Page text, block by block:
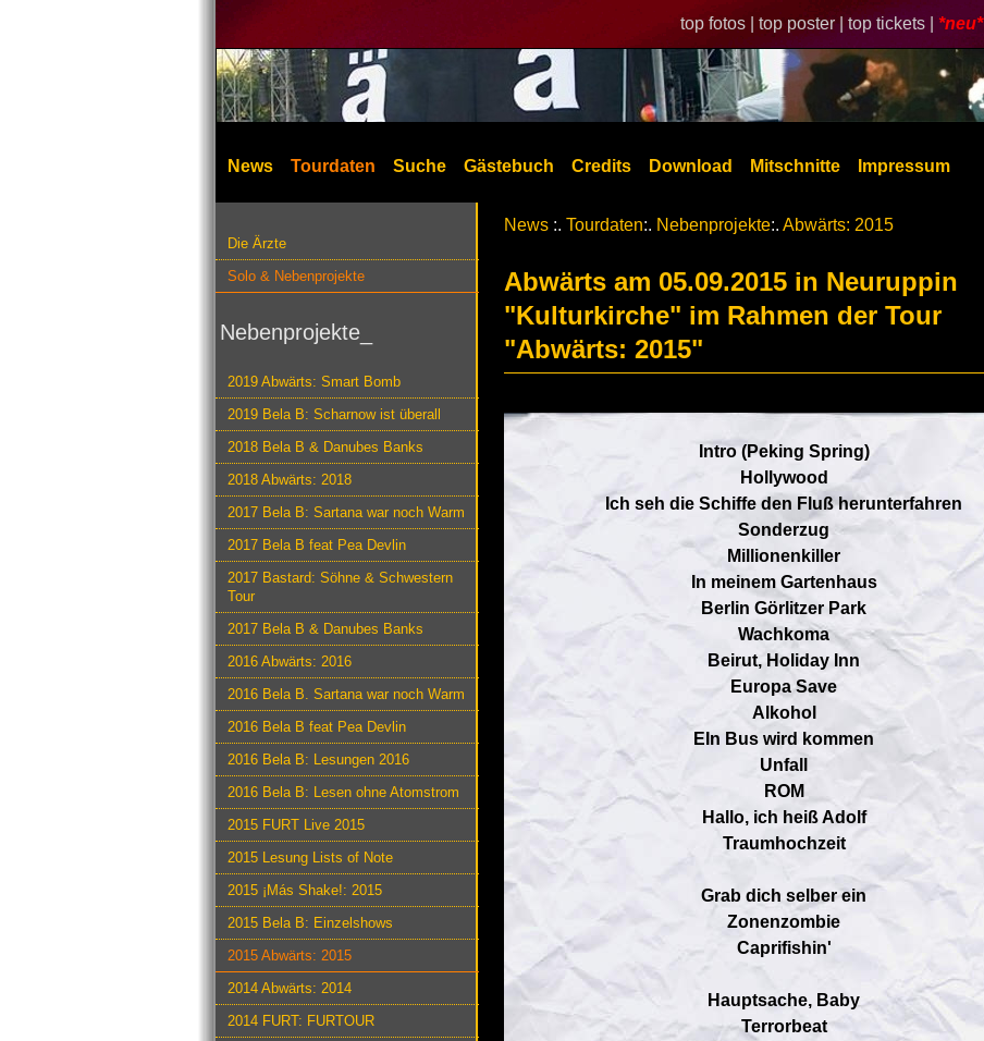
top fotos | top poster | top tickets | *neu*
News Tourdaten Suche Gästebuch Credits Download Mitschnitte Impressum
Die Ärzte
Solo & Nebenprojekte
Nebenprojekte_
2019 Abwärts: Smart Bomb
2019 Bela B: Scharnow ist überall
2018 Bela B & Danubes Banks
2018 Abwärts: 2018
2017 Bela B: Sartana war noch Warm
2017 Bela B feat Pea Devlin
2017 Bastard: Söhne & Schwestern
Tour
2017 Bela B & Danubes Banks
2016 Abwärts: 2016
2016 Bela B. Sartana war noch Warm
2016 Bela B feat Pea Devlin
2016 Bela B: Lesungen 2016
2016 Bela B: Lesen ohne Atomstrom
2015 FURT Live 2015
2015 Lesung Lists of Note
2015 ¡Más Shake!: 2015
2015 Bela B: Einzelshows
2015 Abwärts: 2015
2014 Abwärts: 2014
2014 FURT: FURTOUR
News :. Tourdaten:. Nebenprojekte:. Abwärts: 2015
Abwärts am 05.09.2015 in Neuruppin
"Kulturkirche" im Rahmen der Tour
"Abwärts: 2015"
Intro (Peking Spring)
Hollywood
Ich seh die Schiffe den Fluß herunterfahren
Sonderzug
Millionenkiller
In meinem Gartenhaus
Berlin Görlitzer Park
Wachkoma
Beirut, Holiday Inn
Europa Save
Alkohol
EIn Bus wird kommen
Unfall
ROM
Hallo, ich heiß Adolf
Traumhochzeit
Grab dich selber ein
Zonenzombie
Caprifishin'
Hauptsache, Baby
Terrorbeat